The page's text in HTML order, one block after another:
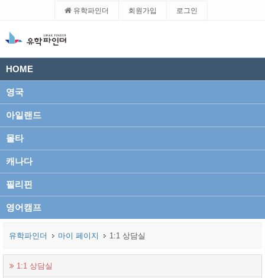
유학파인더 회원가입 로그인
HOME
영국
아일랜드
몰타
캐나다
필리핀
영어캠프
유학파인더 마이 페이지 1:1 상담실
1:1 상담실